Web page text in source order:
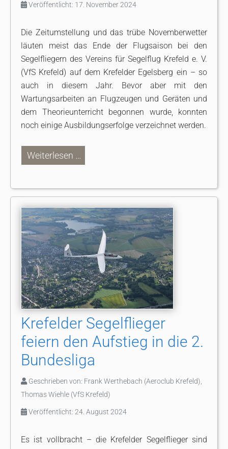
Veröffentlicht: 17. November 2024
Die Zeitumstellung und das trübe Novemberwetter
läuten meist das Ende der Flugsaison bei den
Segelfliegern des Vereins für Segelflug Krefeld e. V.
(VfS Krefeld) auf dem Krefelder Egelsberg ein – so
auch in diesem Jahr. Bevor aber mit den
Wartungsarbeiten an Flugzeugen und Geräten und
dem Theorieunterricht begonnen wurde, konnten
noch einige Ausbildungserfolge verzeichnet werden.
Weiterlesen …
Krefelder Segelflieger
feiern den Aufstieg in die 2.
Bundesliga
Geschrieben von: Frank Werthebach (Aeroclub Krefeld),
Thomas Wiehle (VfS Krefeld)
Veröffentlicht: 24. August 2024
Es ist vollbracht – die Krefelder Segelflieger sind